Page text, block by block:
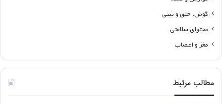
گوش، حلق و بینی
محتوای سلامتی
مغز و اعصاب
مطالب مرتبط